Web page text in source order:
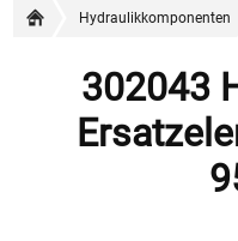
Hydraulikkomponenten
302043